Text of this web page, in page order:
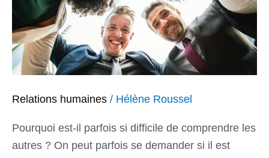
Relations humaines / Hélène Roussel
Pourquoi est-il parfois si difficile de comprendre les
autres ? On peut parfois se demander si il est